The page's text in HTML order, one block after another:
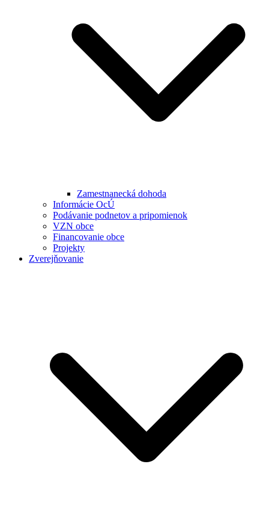
Zamestnanecká dohoda
Informácie OcÚ
Podávanie podnetov a pripomienok
VZN obce
Financovanie obce
Projekty
Zverejňovanie